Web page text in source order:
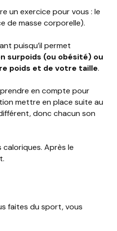
un exercice pour vous : le
de masse corporelle).
puisqu’il permet
surpoids (ou obésité) ou
poids et de votre taille.
en compte pour
mettre en place suite au
donc chacun son
caloriques. Après le
faites du sport, vous